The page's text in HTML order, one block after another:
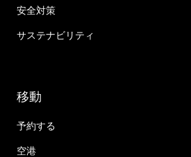
安全対策
サステナビリティ
移動
予約する
空港